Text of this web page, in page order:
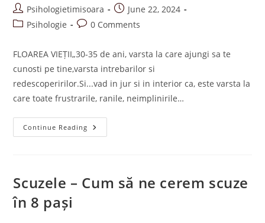
Post
author:
Psihologietimisoara
Post
published:
June 22, 2024
PostPsihologie
Post0 Comments
FLOAREA VIEȚII„30-35 de ani, varsta la care ajungi sa te
cunosti pe tine,varsta intrebarilor si
redescoperirilor.Si...vad in jur si in interior ca, este varsta la
care toate frustrarile, ranile, neimplinirile…
Continue Reading Floarea
Vieții
Scuzele – Cum să ne cerem scuze
în 8 pași